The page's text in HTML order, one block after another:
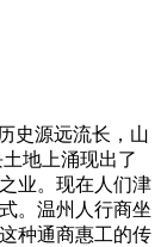
史源远流长，山
地上涌现出了
业。现在人们津
。温州人行商坐
种通商惠工的传